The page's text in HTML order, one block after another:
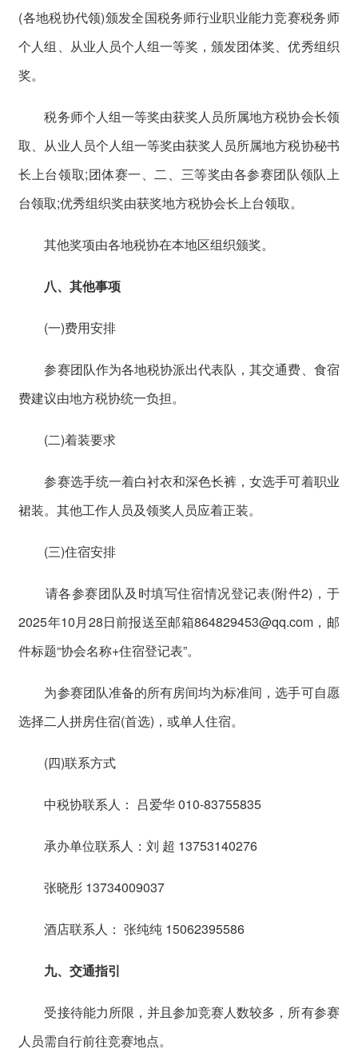
(各地税协代领)颁发全国税务师行业职业能力竞赛税务师
个人组、从业人员个人组一等奖，颁发团体奖、优秀组织
奖。
税务师个人组一等奖由获奖人员所属地方税协会长领
取、从业人员个人组一等奖由获奖人员所属地方税协秘书
长上台领取;团体赛一、二、三等奖由各参赛团队领队上
台领取;优秀组织奖由获奖地方税协会长上台领取。
其他奖项由各地税协在本地区组织颁奖。
八、其他事项
(一)费用安排
参赛团队作为各地税协派出代表队，其交通费、食宿
费建议由地方税协统一负担。
(二)着装要求
参赛选手统一着白衬衣和深色长裤，女选手可着职业
裙装。其他工作人员及领奖人员应着正装。
(三)住宿安排
请各参赛团队及时填写住宿情况登记表(附件2)，于
2025年10月28日前报送至邮箱864829453@qq.com，邮
件标题“协会名称+住宿登记表”。
为参赛团队准备的所有房间均为标准间，选手可自愿
选择二人拼房住宿(首选)，或单人住宿。
(四)联系方式
中税协联系人： 吕爱华 010-83755835
承办单位联系人：刘 超 13753140276
张晓彤 13734009037
酒店联系人： 张纯纯 15062395586
九、交通指引
受接待能力所限，并且参加竞赛人数较多，所有参赛
人员需自行前往竞赛地点。